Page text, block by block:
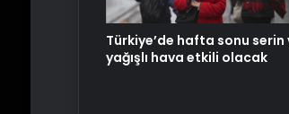
Türkiye’de hafta sonu serin
yağışlı hava etkili olacak